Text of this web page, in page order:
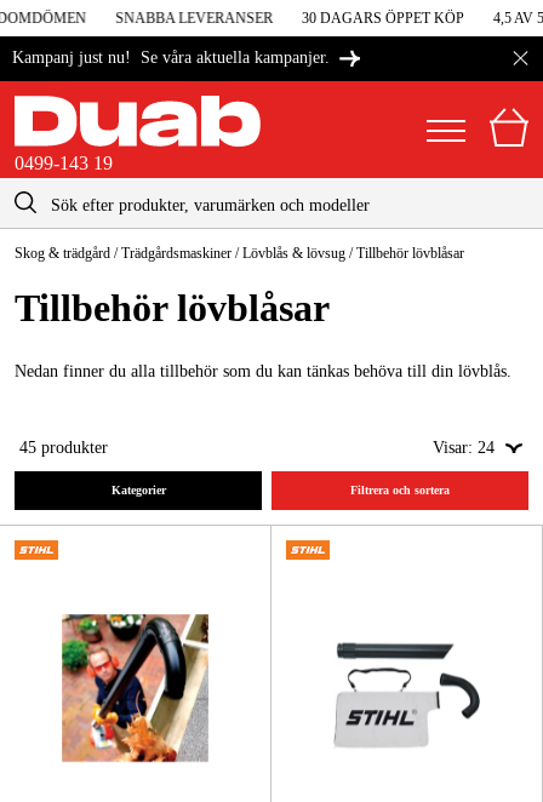
SNABBA LEVERANSER 30 DAGARS ÖPPET KÖP 4,5 AV 5 I
Kampanj just nu! Se våra aktuella kampanjer.
0499-143 19
Sverige Privat|
Danmark
Suomi
Maskiner & verktyg
Garage & verkstad
Arbetskläder & skydd
El & bygg
Hem & fritid
Kampanjer
Varumärken
kontakt@duab.se
Skog & trädgård /Trädgårdsmaskiner /Lövblås & lövsug /Tillbehör lövblåsar
Tillbehör lövblåsar
Nedan finner du alla tillbehör som du kan tänkas behöva till din lövblås.
45 produkter Visar: 24
Kategorier Filtrera och sortera